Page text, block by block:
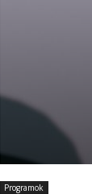
Programok